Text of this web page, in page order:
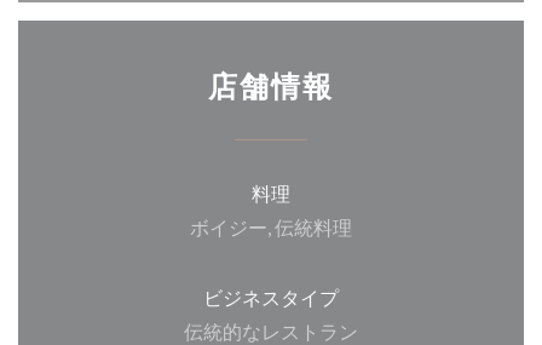
店舗情報
料理
ボイジー, 伝統料理
ビジネスタイプ
伝統的なレストラン